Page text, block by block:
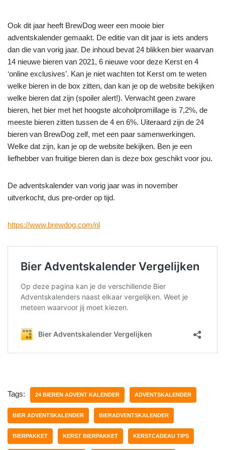
Ook dit jaar heeft BrewDog weer een mooie bier
adventskalender gemaakt. De editie van dit jaar is iets anders
dan die van vorig jaar. De inhoud bevat 24 blikken bier waarvan
14 nieuwe bieren van 2021, 6 nieuwe voor deze Kerst en 4
‘online exclusives’. Kan je niet wachten tot Kerst om te weten
welke bieren in de box zitten, dan kan je op de website bekijken
welke bieren dat zijn (spoiler alert!). Verwacht geen zware
bieren, het bier met het hoogste alcoholpromillage is 7,2%, de
meeste bieren zitten tussen de 4 en 6%. Uiteraard zijn de 24
bieren van BrewDog zelf, met een paar samenwerkingen.
Welke dat zijn, kan je op de website bekijken. Ben je een
liefhebber van fruitige bieren dan is deze box geschikt voor jou.
De adventskalender van vorig jaar was in november
uitverkocht, dus pre-order op tijd.
https://www.brewdog.com/nl
Tags: 24 BIEREN ADVENT KALENDER ADVENTSKALENDER
BIER ADVENTSKALENDER BIERADVENTSKALENDER
BIERPAKKET KERST BIERPAKKET KERSTCADEAU TIPS